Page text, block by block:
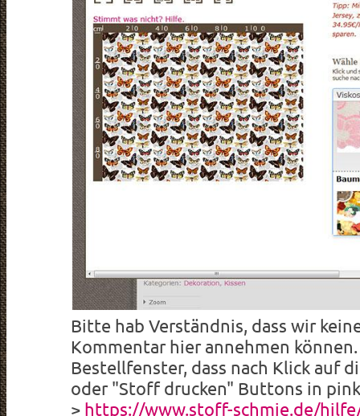
Bitte hab Verständnis, dass wir
Kommentar hier annehmen
Bestellfenster, dass nach Klick auf
oder "Stoff drucken" Buttons in
> https://www.stoff-schmie.de/